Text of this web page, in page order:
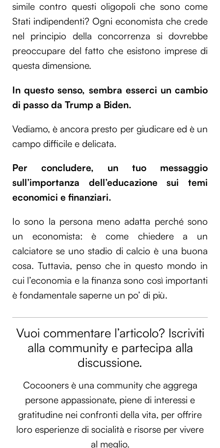
simile contro questi oligopoli che sono come
Stati indipendenti? Ogni economista che crede
nel principio della concorrenza si dovrebbe
preoccupare del fatto che esistono imprese di
questa dimensione.
In questo senso, sembra esserci un cambio
di passo da Trump a Biden.
Vediamo, è ancora presto per giudicare ed è un
campo difficile e delicata.
Per concludere, un tuo messaggio
sull’importanza dell’educazione sui temi
economici e finanziari.
Io sono la persona meno adatta perché sono
un economista: è come chiedere a un
calciatore se uno stadio di calcio è una buona
cosa. Tuttavia, penso che in questo mondo in
cui l’economia e la finanza sono così importanti
è fondamentale saperne un po’ di più.
Vuoi commentare l’articolo? Iscriviti
alla community e partecipa alla
discussione.
Cocooners è una community che aggrega
persone appassionate, piene di interessi e
gratitudine nei confronti della vita, per offrire
loro esperienze di socialità e risorse per vivere
al meglio.